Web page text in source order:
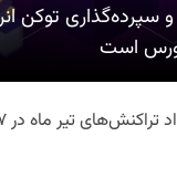
سپرده‌گذاری توکن
است